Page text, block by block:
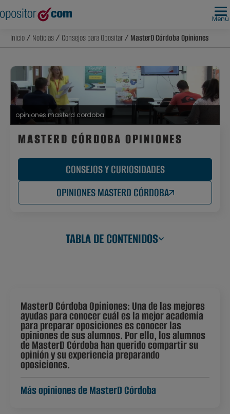
Menú
Inicio/ Noticias/ Consejos para Opositar/ MasterD Córdoba Opiniones
opiniones masterd cordoba
MASTERD CÓRDOBA OPINIONES
CONSEJOS Y CURIOSIDADES
OPINIONES MASTERD CÓRDOBA
TABLA DE CONTENIDOS
MasterD Córdoba Opiniones: Una de las mejores
ayudas para conocer cuál es la mejor academia
para preparar oposiciones es conocer las
opiniones de sus alumnos. Por ello, los alumnos
de MasterD Córdoba han querido compartir su
opinión y su experiencia preparando
oposiciones.
Más opiniones de MasterD Córdoba